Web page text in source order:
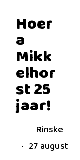
Hoer
a
Mikk
elhor
st 25
jaar!
Rinske
27